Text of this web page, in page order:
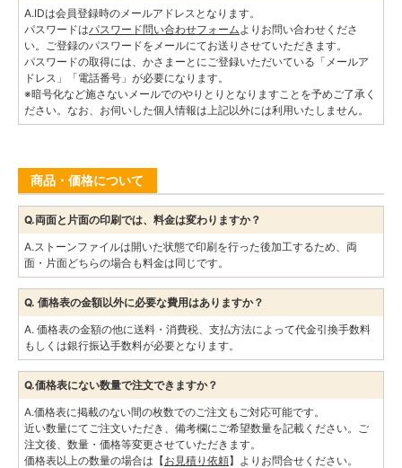
A.IDは会員登録時のメールアドレスとなります。
パスワードはパスワード問い合わせフォーム よりお問い合わせくださ
い。ご登録のパスワードをメールにてお送りさせていただきます。
パスワードの取得には、かさまーとにご登録いただいている「メールア
ドレス」「電話番号」が必要になります。
※暗号化など施さないメールでのやりとりとなりますことを予めご了承く
ださい。なお、お伺いした個人情報は上記以外には利用いたしません。
商品・価格について
Q.両面と片面の印刷では、料金は変わりますか？
A.ストーンファイルは開いた状態で印刷を行った後加工するため、両
面・片面どちらの場合も料金は同じです。
Q. 価格表の金額以外に必要な費用はありますか？
A. 価格表の金額の他に送料・消費税、支払方法によって代金引換手数料
もしくは銀行振込手数料が必要となります。
Q.価格表にない数量で注文できますか？
A.価格表に掲載のない間の枚数でのご注文もご対応可能です。
近い数量にてご注文いただき、備考欄にご希望数量を記載ください。ご
注文後、数量・価格等変更させていただきます。
価格表以上の数量の場合は【お見積り依頼】よりお問合せください。